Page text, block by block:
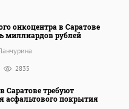
онкоцентра в Саратове
миллиардов рублей
2835
Саратове требуют
асфальтового покрытия